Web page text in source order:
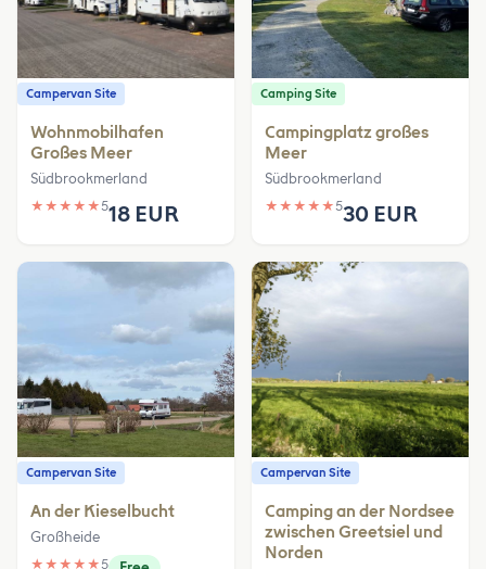
Campervan Site
Wohnmobilhafen
Großes Meer
Südbrookmerland
★ ★ ★ ★ ★518 EUR
Camping Site
Campingplatz großes
Meer
Südbrookmerland
★ ★ ★ ★ ★530 EUR
Campervan Site
An der Kieselbucht
Großheide
★ ★ ★ ★ ★5
Campervan Site
Camping an der Nordsee
zwischen Greetsiel und
Norden